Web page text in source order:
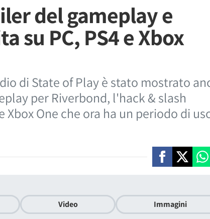
del gameplay e
su PC, PS4 e Xbox
di State of Play è stato mostrato
per Riverbond, l'hack & slash
Xbox One che ora ha un periodo di
Video Immagini